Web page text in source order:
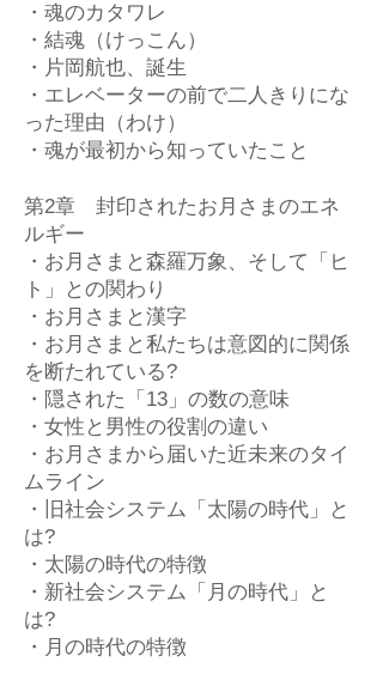
・魂のカタワレ
・結魂（けっこん）
・片岡航也、誕生
・エレベーターの前で二人きりにな
った理由（わけ）
・魂が最初から知っていたこと
第2章 封印されたお月さまのエネ
ルギー
・お月さまと森羅万象、そして「ヒ
ト」との関わり
・お月さまと漢字
・お月さまと私たちは意図的に関係
を断たれている?
・隠された「13」の数の意味
・女性と男性の役割の違い
・お月さまから届いた近未来のタイ
ムライン
・旧社会システム「太陽の時代」と
は?
・太陽の時代の特徴
・新社会システム「月の時代」と
は?
・月の時代の特徴